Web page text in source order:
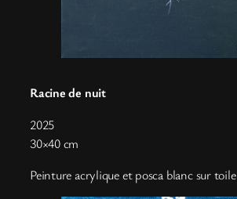
Racine de nuit
2025
30×40 cm
Peinture acrylique et posca blanc sur toile